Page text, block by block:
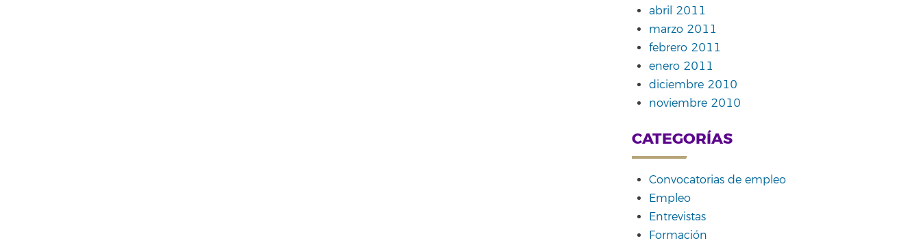
abril 2011
marzo 2011
febrero 2011
enero 2011
diciembre 2010
noviembre 2010
CATEGORÍAS
Convocatorias de empleo
Empleo
Entrevistas
Formación